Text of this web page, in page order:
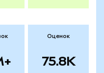
Оценок
75.8K